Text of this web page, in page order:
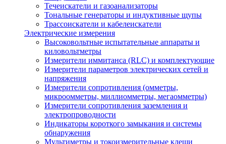
Течеискатели и газоанализаторы
Тональные генераторы и индуктивные щупы
Трассоискатели и кабелеискатели
Электрические измерения
Высоковольтные испытательные аппараты и
киловольтметры
Измерители иммитанса (RLC) и комплектующие
Измерители параметров электрических сетей и
напряжения
Измерители сопротивления (омметры,
микроомметры, миллиомметры, мегаомметры)
Измерители сопротивления заземления и
электропроводности
Индикаторы короткого замыкания и системы
обнаружения
Мультиметры и токоизмерительные клещи